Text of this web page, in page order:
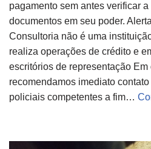
pagamento sem antes verificar
documentos em seu poder.
Consultoria não é uma
realiza operações de crédito e
escritórios de representação
recomendamos imediato
policiais competentes a fim…